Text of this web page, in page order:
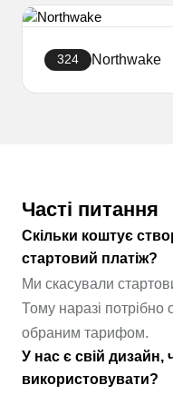
324 Northwake
Часті питання
Скільки коштує
стартовий платіж?
Ми скасували
Тому наразі
обраним тарифом.
У нас є свій дизайн,
використовувати?